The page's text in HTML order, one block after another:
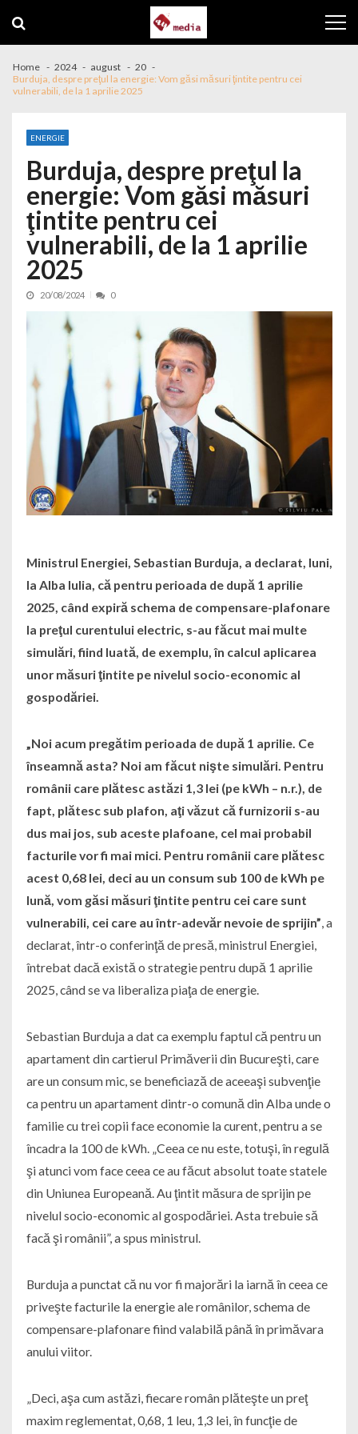
Home 2024 august
20
Burduja, despre preţul la energie: Vom găsi măsuri ţintite pentru cei
vulnerabili, de la 1 aprilie 2025
ENERGIE
Burduja, despre preţul la
energie: Vom găsi măsuri
ţintite pentru cei
vulnerabili, de la 1 aprilie
2025
20/08/2024 0
Ministrul Energiei, Sebastian Burduja, a declarat, luni,
la Alba Iulia, că pentru perioada de după 1 aprilie
2025, când expiră schema de compensare-plafonare
la preţul curentului electric, s-au făcut mai multe
simulări, fiind luată, de exemplu, în calcul aplicarea
unor măsuri ţintite pe nivelul socio-economic al
gospodăriei.
„Noi acum pregătim perioada de după 1 aprilie. Ce
înseamnă asta? Noi am făcut nişte simulări. Pentru
românii care plătesc astăzi 1,3 lei (pe kWh – n.r.), de
fapt, plătesc sub plafon, aţi văzut că furnizorii s-au
dus mai jos, sub aceste plafoane, cel mai probabil
facturile vor fi mai mici. Pentru românii care plătesc
acest 0,68 lei, deci au un consum sub 100 de kWh pe
lună, vom găsi măsuri ţintite pentru cei care sunt
vulnerabili, cei care au într-adevăr nevoie de sprijin”, a
declarat, într-o conferinţă de presă, ministrul Energiei,
întrebat dacă există o strategie pentru după 1 aprilie
2025, când se va liberaliza piaţa de energie.
Sebastian Burduja a dat ca exemplu faptul că pentru un
apartament din cartierul Primăverii din Bucureşti, care
are un consum mic, se beneficiază de aceeaşi subvenţie
ca pentru un apartament dintr-o comună din Alba unde o
familie cu trei copii face economie la curent, pentru a se
încadra la 100 de kWh. „Ceea ce nu este, totuşi, în regulă
şi atunci vom face ceea ce au făcut absolut toate statele
din Uniunea Europeană. Au ţintit măsura de sprijin pe
nivelul socio-economic al gospodăriei. Asta trebuie să
facă şi românii”, a spus ministrul.
Burduja a punctat că nu vor fi majorări la iarnă în ceea ce
priveşte facturile la energie ale românilor, schema de
compensare-plafonare fiind valabilă până în primăvara
anului viitor.
„Deci, aşa cum astăzi, fiecare român plăteşte un preţ
maxim reglementat, 0,68, 1 leu, 1,3 lei, în funcţie de